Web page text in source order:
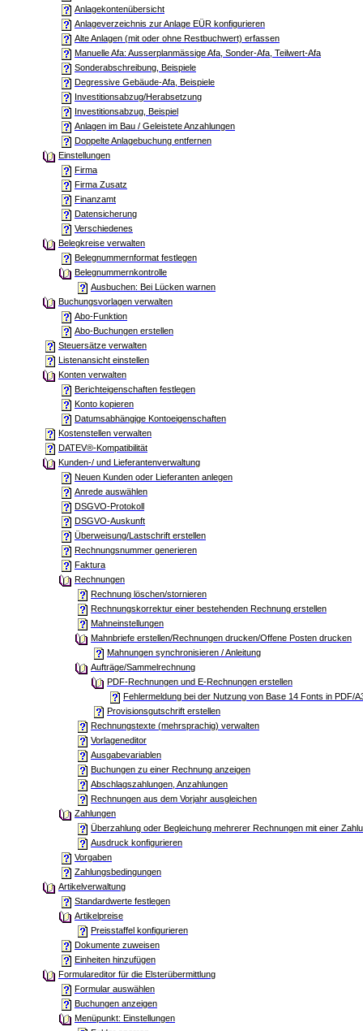
Anlagekontenübersicht
Anlageverzeichnis zur Anlage EÜR konfigurieren
Alte Anlagen (mit oder ohne Restbuchwert) erfassen
Manuelle Afa: Ausserplanmässige Afa, Sonder-Afa, Teilwert-Afa
Sonderabschreibung, Beispiele
Degressive Gebäude-Afa, Beispiele
Investitionsabzug/Herabsetzung
Investitionsabzug, Beispiel
Anlagen im Bau / Geleistete Anzahlungen
Doppelte Anlagebuchung entfernen
Einstellungen
Firma
Firma Zusatz
Finanzamt
Datensicherung
Verschiedenes
Belegkreise verwalten
Belegnummernformat festlegen
Belegnummernkontrolle
Ausbuchen: Bei Lücken warnen
Buchungsvorlagen verwalten
Abo-Funktion
Abo-Buchungen erstellen
Steuersätze verwalten
Listenansicht einstellen
Konten verwalten
Berichteigenschaften festlegen
Konto kopieren
Datumsabhängige Kontoeigenschaften
Kostenstellen verwalten
DATEV®-Kompatibilität
Kunden-/ und Lieferantenverwaltung
Neuen Kunden oder Lieferanten anlegen
Anrede auswählen
DSGVO-Protokoll
DSGVO-Auskunft
Überweisung/Lastschrift erstellen
Rechnungsnummer generieren
Faktura
Rechnungen
Rechnung löschen/stornieren
Rechnungskorrektur einer bestehenden Rechnung erstellen
Mahneinstellungen
Mahnbriefe erstellen/Rechnungen drucken/Offene Posten drucken
Mahnungen synchronisieren / Anleitung
Aufträge/Sammelrechnung
PDF-Rechnungen und E-Rechnungen erstellen
Fehlermeldung bei der Nutzung von Base 14 Fonts in PDF/
Provisionsgutschrift erstellen
Rechnungstexte (mehrsprachig) verwalten
Vorlageneditor
Ausgabevariablen
Buchungen zu einer Rechnung anzeigen
Abschlagszahlungen, Anzahlungen
Rechnungen aus dem Vorjahr ausgleichen
Zahlungen
Überzahlung oder Begleichung mehrerer Rechnungen mit einer
Ausdruck konfigurieren
Vorgaben
Zahlungsbedingungen
Artikelverwaltung
Standardwerte festlegen
Artikelpreise
Preisstaffel konfigurieren
Dokumente zuweisen
Einheiten hinzufügen
Formulareditor für die Elsterübermittlung
Formular auswählen
Buchungen anzeigen
Menüpunkt: Einstellungen